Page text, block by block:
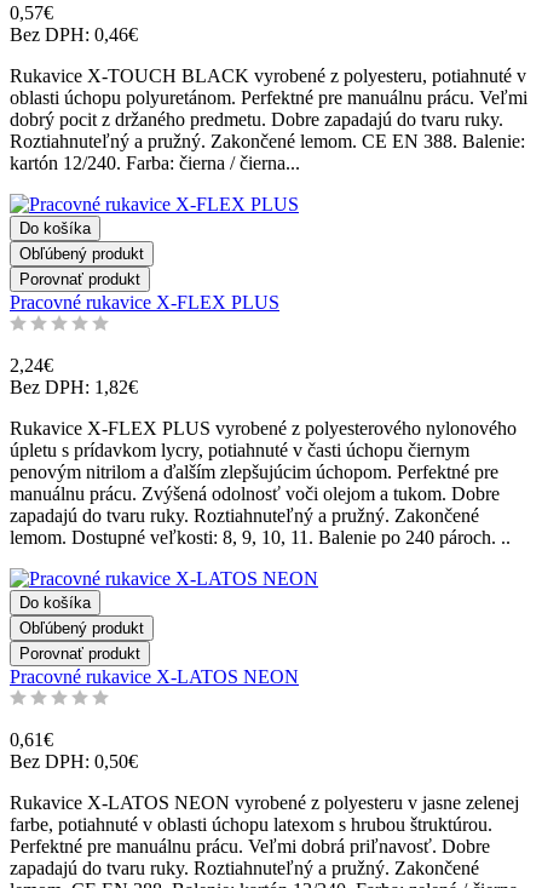
0,57€
Bez DPH: 0,46€
Rukavice X-TOUCH BLACK vyrobené z polyesteru, potiahnuté v
oblasti úchopu polyuretánom. Perfektné pre manuálnu prácu. Veľmi
dobrý pocit z držaného predmetu. Dobre zapadajú do tvaru ruky.
Roztiahnuteľný a pružný. Zakončené lemom. CE EN 388. Balenie:
kartón 12/240. Farba: čierna / čierna...
Do košíka
Obľúbený produkt
Porovnať produkt
Pracovné rukavice X-FLEX PLUS
2,24€
Bez DPH: 1,82€
Rukavice X-FLEX PLUS vyrobené z polyesterového nylonového
úpletu s prídavkom lycry, potiahnuté v časti úchopu čiernym
penovým nitrilom a ďalším zlepšujúcim úchopom. Perfektné pre
manuálnu prácu. Zvýšená odolnosť voči olejom a tukom. Dobre
zapadajú do tvaru ruky. Roztiahnuteľný a pružný. Zakončené
lemom. Dostupné veľkosti: 8, 9, 10, 11. Balenie po 240 pároch. ..
Do košíka
Obľúbený produkt
Porovnať produkt
Pracovné rukavice X-LATOS NEON
0,61€
Bez DPH: 0,50€
Rukavice X-LATOS NEON vyrobené z polyesteru v jasne zelenej
farbe, potiahnuté v oblasti úchopu latexom s hrubou štruktúrou.
Perfektné pre manuálnu prácu. Veľmi dobrá priľnavosť. Dobre
zapadajú do tvaru ruky. Roztiahnuteľný a pružný. Zakončené